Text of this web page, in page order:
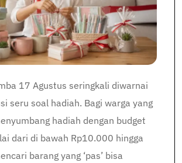
17 Agustus seringkali diwarnai
seru soal hadiah. Bagi warga yang
hadiah dengan budget
dari di bawah Rp10.000 hingga
barang yang ‘pas’ bisa